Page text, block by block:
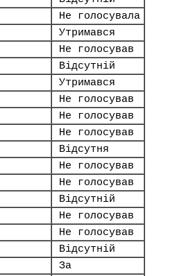
Не голосувала
Утримався
Не голосував
Відсутній
Утримався
Не голосував
Не голосував
Не голосував
Відсутня
Не голосував
Не голосував
Відсутній
Не голосував
Не голосував
Відсутній
За